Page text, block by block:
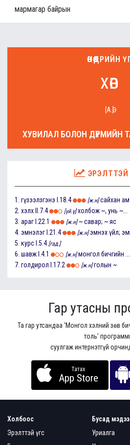
мармагар байрын
ӨНӨӨДРИЙН
хөв
[А.Ө]
ХУВИЛАЛ БОЛОН ДҮРМИЙН
ЭРЭЛТТЭЙ
1. гүзээлзгэнэ I.18.4 [ж.н] сайхан
2. хэлх II.7.4 [үй.ү] холбож ~, унь ~...
3. араг I.22.1 [ж.н] ~ савар; ~ яс
4. эмнэлэг I.21.4 [ж.н] эмнэх үйл;
5. курс I.5.4 [гад.]
6. шавж I.4.1 [ж.н] монгол бичгийн ...
7. голдирол I.17.2 [ж.н] голын ~
Гар утасны
Та гар утсандаа ‘Монгол хэлний зөв
толь’
суулгаж интернэтгүй
Татах
App Store
Холбоос
Эрэлттэй үгс
Бусад
Уриалга